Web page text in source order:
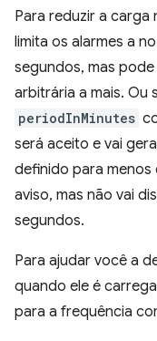
Para reduzir a carga
limita os alarmes a
segundos, mas
arbitrária a mais. Ou
periodInMinutes
será aceito e vai
definido para menos
aviso, mas não vai
segundos.
Para ajudar você a
quando ele é
para a frequência